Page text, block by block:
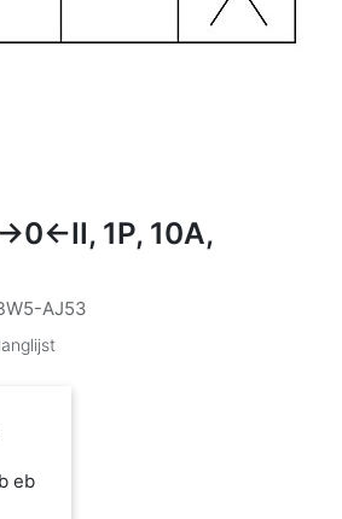
II, 1P, 10A,
AJ53
eb